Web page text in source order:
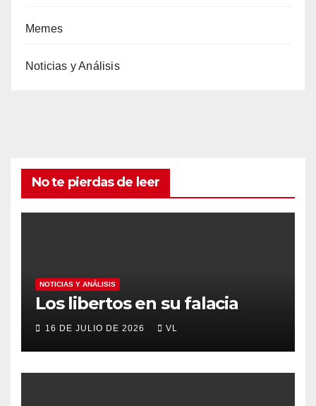
Memes
Noticias y Análisis
No te pierdas de leer
NOTICIAS Y ANÁLISIS
Los libertos en su falacia
16 DE JULIO DE 2026 VL